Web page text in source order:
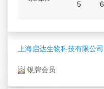
上海启达生物科技有限公司
银牌会员
5 6